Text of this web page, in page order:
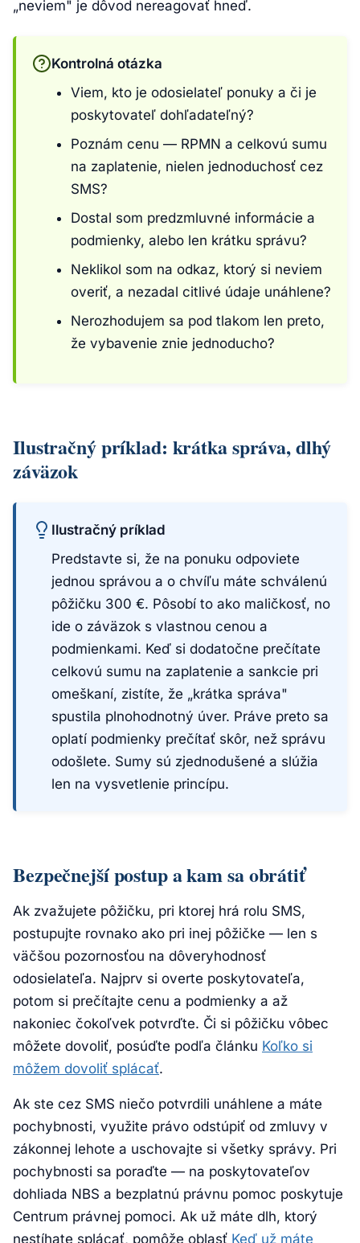
„neviem" je dôvod nereagovať hneď.
Kontrolná otázka
Viem, kto je odosielateľ ponuky a či je
poskytovateľ dohľadateľný?
Poznám cenu — RPMN a celkovú sumu
na zaplatenie, nielen jednoduchosť cez
SMS?
Dostal som predzmluvné informácie a
podmienky, alebo len krátku správu?
Neklikol som na odkaz, ktorý si neviem
overiť, a nezadal citlivé údaje unáhlene?
Nerozhodujem sa pod tlakom len preto,
že vybavenie znie jednoducho?
Ilustračný príklad: krátka správa, dlhý
záväzok
Ilustračný príklad
Predstavte si, že na ponuku odpoviete
jednou správou a o chvíľu máte schválenú
pôžičku 300 €. Pôsobí to ako maličkosť, no
ide o záväzok s vlastnou cenou a
podmienkami. Keď si dodatočne prečítate
celkovú sumu na zaplatenie a sankcie pri
omeškaní, zistíte, že „krátka správa"
spustila plnohodnotný úver. Práve preto sa
oplatí podmienky prečítať skôr, než správu
odošlete. Sumy sú zjednodušené a slúžia
len na vysvetlenie princípu.
Bezpečnejší postup a kam sa obrátiť
Ak zvažujete pôžičku, pri ktorej hrá rolu SMS,
postupujte rovnako ako pri inej pôžičke — len s
väčšou pozornosťou na dôveryhodnosť
odosielateľa. Najprv si overte poskytovateľa,
potom si prečítajte cenu a podmienky a až
nakoniec čokoľvek potvrďte. Či si pôžičku vôbec
môžete dovoliť, posúďte podľa článku Koľko si
môžem dovoliť splácať.
Ak ste cez SMS niečo potvrdili unáhlene a máte
pochybnosti, využite právo odstúpiť od zmluvy v
zákonnej lehote a uschovajte si všetky správy. Pri
pochybnosti sa poraďte — na poskytovateľov
dohliada NBS a bezplatnú právnu pomoc poskytuje
Centrum právnej pomoci. Ak už máte dlh, ktorý
nestíhate splácať, pomôže oblasť Keď už máte